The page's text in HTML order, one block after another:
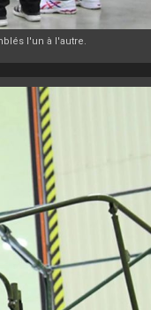
l'un à l'autre.